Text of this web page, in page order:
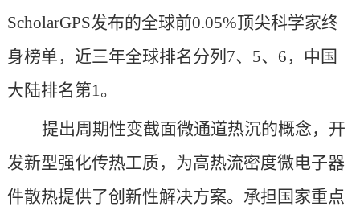
ScholarGPS发布的全球前0.05%顶尖科学家终
身榜单，近三年全球排名分列7、5、6，中国
大陆排名第1。
提出周期性变截面微通道热沉的概念，开
发新型强化传热工质，为高热流密度微电子器
件散热提供了创新性解决方案。承担国家重点